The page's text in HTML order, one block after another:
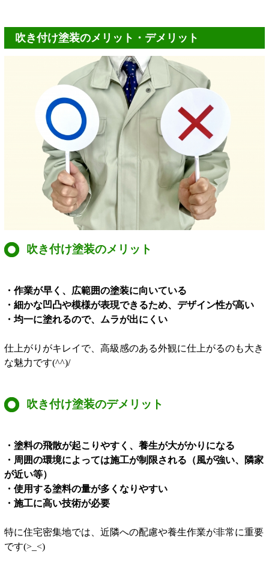
吹き付け塗装のメリット・デメリット
吹き付け塗装のメリット
・作業が早く、広範囲の塗装に向いている
・細かな凹凸や模様が表現できるため、デザイン性が高い
・均一に塗れるので、ムラが出にくい
仕上がりがキレイで、高級感のある外観に仕上がるのも大き
な魅力です(^^)/
吹き付け塗装のデメリット
・塗料の飛散が起こりやすく、養生が大がかりになる
・周囲の環境によっては施工が制限される（風が強い、隣家
が近い等）
・使用する塗料の量が多くなりやすい
・施工に高い技術が必要
特に住宅密集地では、近隣への配慮や養生作業が非常に重要
です(>_<)